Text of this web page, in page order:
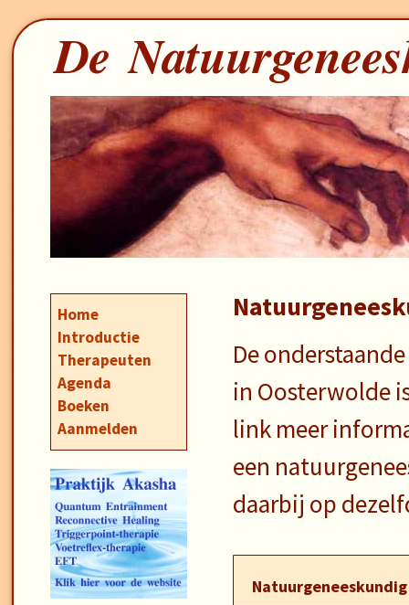
Home
Introductie
Therapeuten
Agenda
Boeken
Aanmelden
De
in Oosterwolde
link meer
een
daarbij op